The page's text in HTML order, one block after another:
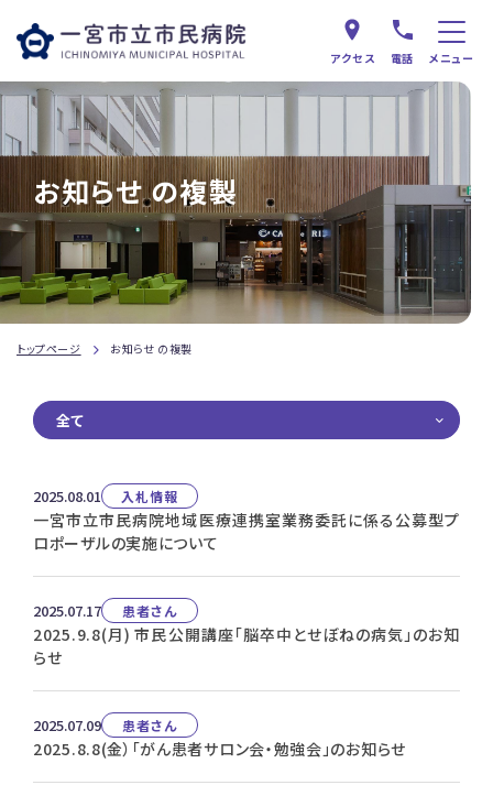
アクセス 電話 メニュー
お知らせ の複製
トップページ お知らせ の複製
2025.08.01 入札情報
一宮市立市民病院地域医療連携室業務委託に係る公募型プ
ロポーザルの実施について
2025.07.17 患者さん
2025.9.8(月) 市民公開講座「脳卒中とせぼねの病気」のお知
らせ
2025.07.09 患者さん
2025.8.8(金）「がん患者サロン会・勉強会」のお知らせ